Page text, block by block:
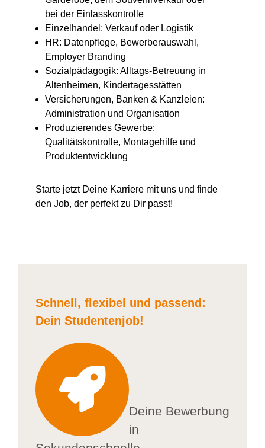
bei der Einlasskontrolle
Einzelhandel: Verkauf oder Logistik
HR: Datenpflege, Bewerberauswahl,
Employer Branding
Sozialpädagogik: Alltags-Betreuung in
Altenheimen, Kindertagesstätten
Versicherungen, Banken & Kanzleien:
Administration und Organisation
Produzierendes Gewerbe:
Qualitätskontrolle, Montagehilfe und
Produktentwicklung
Starte jetzt Deine Karriere mit uns und finde
den Job, der perfekt zu Dir passt!
Schnell, flexibel und passend:
Dein Studentenjob!
Deine Bewerbung
in